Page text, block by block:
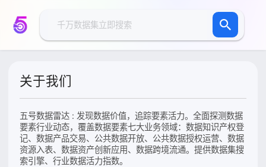
关于我们
五号数据雷达 : 发现数据价值，追踪要素活力。全面探测数据
要素行业动态，覆盖数据要素七大业务领域：数据知识产权登
记、数据产品交易、公共数据开放、公共数据授权运营、数据
资源入表、数据资产创新应用、数据跨境流通。提供数据集搜
索引擎、行业数据活力指数。